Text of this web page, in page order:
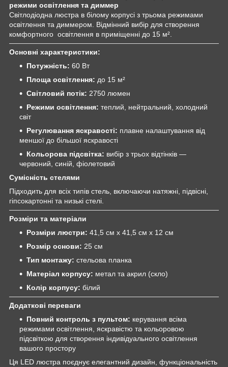
режими освітлення та диммер
Світлодіодна люстра в білому корпусі з трьома режимами
освітлення та диммером. Відмінний вибір для створення
комфортного освітлення в приміщенні до 15 м².
Основні характеристики:
Потужність: 60 Вт
Площа освітлення: до 15 м²
Світловий потік: 2750 люмен
Режими освітлення: теплий, нейтральний, холодний
світ
Регулювання яскравості: плавне налаштування від
меншої до більшої яскравості
Кольорова підсвітка: вибір з трьох відтінків —
червоний, синій, фіолетовий
Сумісність стелями
Підходить для всіх типів стель, включаючи натяжні, підвісні,
гіпсокартонні та низькі стелі.
Розміри та матеріали
Розміри люстри: 41,5 см x 41,5 см x 12 см
Розмір основи: 25 см
Тип монтажу: стельова планка
Матеріал корпусу: метал та акрил (скло)
Колір корпусу: білий
Додаткові переваги
Повний контроль з пультом: керування всіма
режимами освітлення, яскравістю та кольоровою
підсвіткою для створення індивідуального освітлення
вашого простору
Ця LED люстра поєднує елегантний дизайн, функціональність